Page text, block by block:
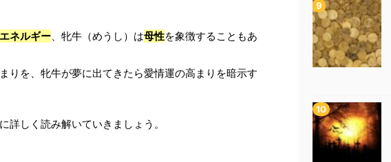
エネルギー、牝牛（めうし）は母性を象徴することもあ
りを、牝牛が夢に出てきたら愛情運の高まりを暗示す
詳しく読み解いていきましょう。